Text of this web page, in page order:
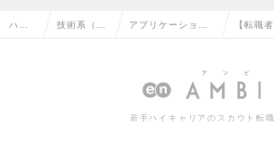
ハイ 技術系（電 アプリケーション
（制御・組み込み
【転職
メーカ
若手ハイキャリアのスカウト転職